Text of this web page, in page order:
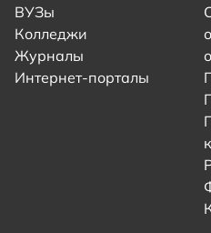
ВУЗы
Колледжи
Журналы
Интернет-порталы